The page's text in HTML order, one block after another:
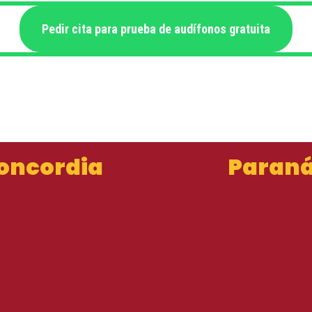
Pedir cita para prueba de audífonos gratuita